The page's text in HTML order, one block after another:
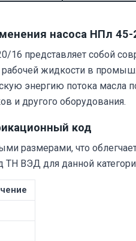
насоса НПл
16 представляет собой
рабочей жидкости в
энергию потока масла
и другого оборудования.
код
размерами, что
ТН ВЭД для данной